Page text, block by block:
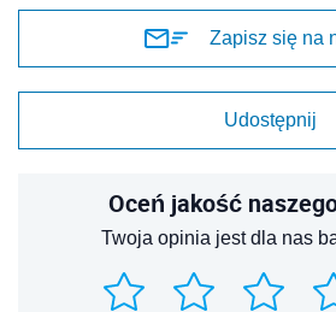
Zapisz się na
Udostępnij
Oceń jakość
Twoja opinia jest dla nas